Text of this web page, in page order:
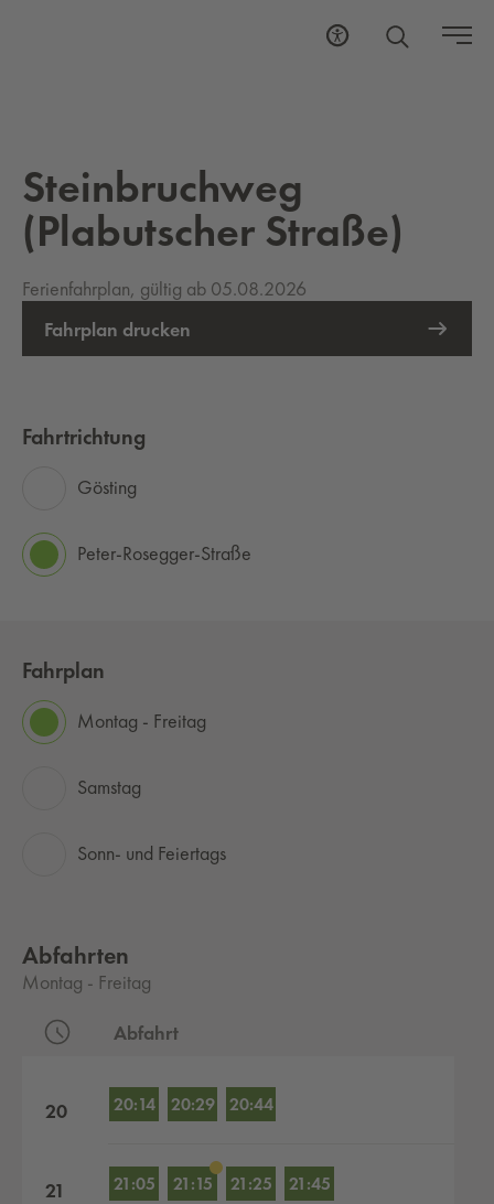
Steinbruchweg
(Plabutscher Straße)
Ferienfahrplan, gültig ab 05.08.2026
Fahrplan drucken
Fahrtrichtung
Gösting
Peter-Rosegger-Straße
Fahrplan
Montag - Freitag
Samstag
Sonn- und Feiertags
Abfahrten
Montag - Freitag
Abfahrt
20 20:14 20:29 20:44
21 21:05 21:15 21:25 21:45